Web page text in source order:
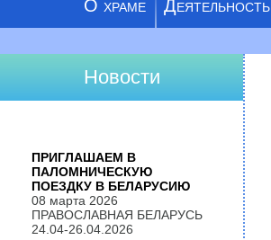
О храме Деятельность
Новости
ПРИГЛАШАЕМ В
ПАЛОМНИЧЕСКУЮ
ПОЕЗДКУ В БЕЛАРУСИЮ
08 марта 2026
ПРАВОСЛАВНАЯ БЕЛАРУСЬ
24.04-26.04.2026